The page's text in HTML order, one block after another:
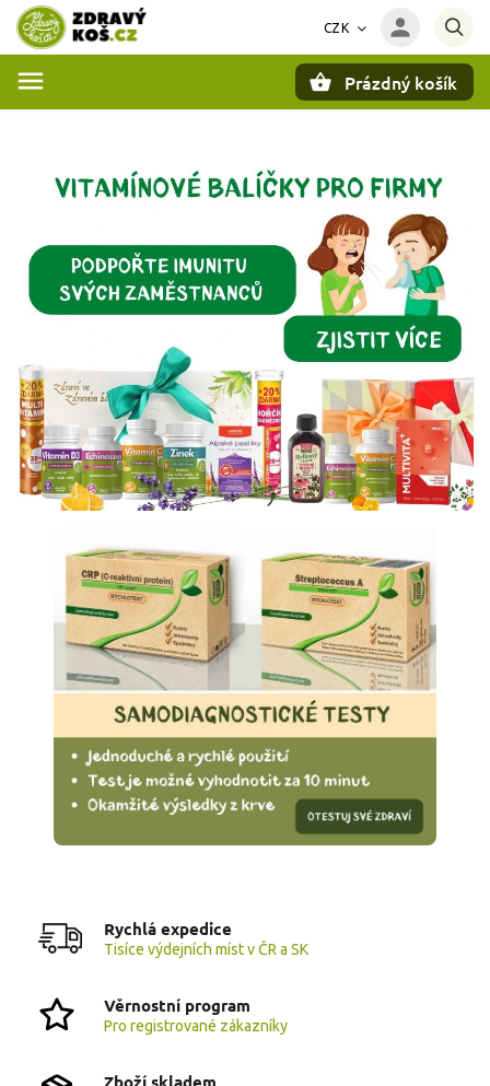
CZK
Prázdný košík
Rychlá expedice
Tisíce výdejních míst v ČR a SK
Věrnostní program
Pro registrované zákazníky